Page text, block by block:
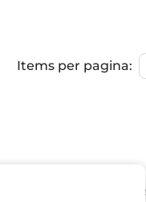
Items per pagina:
voornamelijk van